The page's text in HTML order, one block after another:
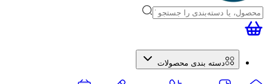
دسته بندی محصولات